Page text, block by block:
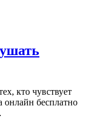
кто чувствует
бесплатно